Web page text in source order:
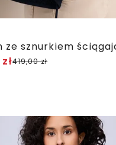
zł419,00zł